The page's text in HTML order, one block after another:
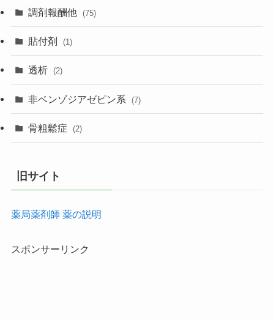
調剤報酬他 (75)
貼付剤 (1)
透析 (2)
非ベンゾジアゼピン系 (7)
骨粗鬆症 (2)
旧サイト
薬局薬剤師 薬の説明
スポンサーリンク